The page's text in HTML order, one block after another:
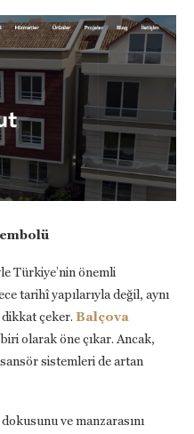
Türkiye’nin önemli
tarihî yapılarıyla değil, aynı
çeker. Balçova
olarak öne çıkar. Ancak,
sistemleri de artan
ve manzarasını